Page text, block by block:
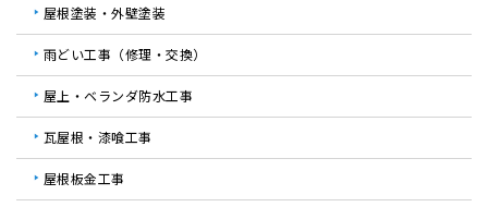
屋根塗装・外壁塗装
雨どい工事（修理・交換）
屋上・ベランダ防水工事
瓦屋根・漆喰工事
屋根板金工事